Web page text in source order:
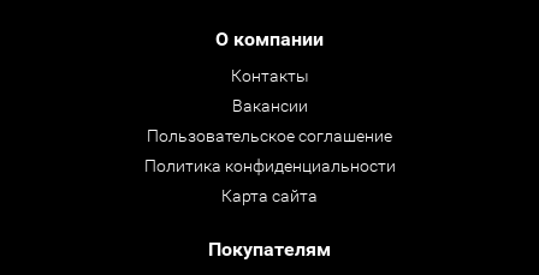
О компании
Контакты
Вакансии
Пользовательское соглашение
Политика конфиденциальности
Карта сайта
Покупателям